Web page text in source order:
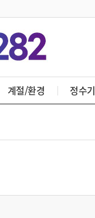
계절/환경 정수기